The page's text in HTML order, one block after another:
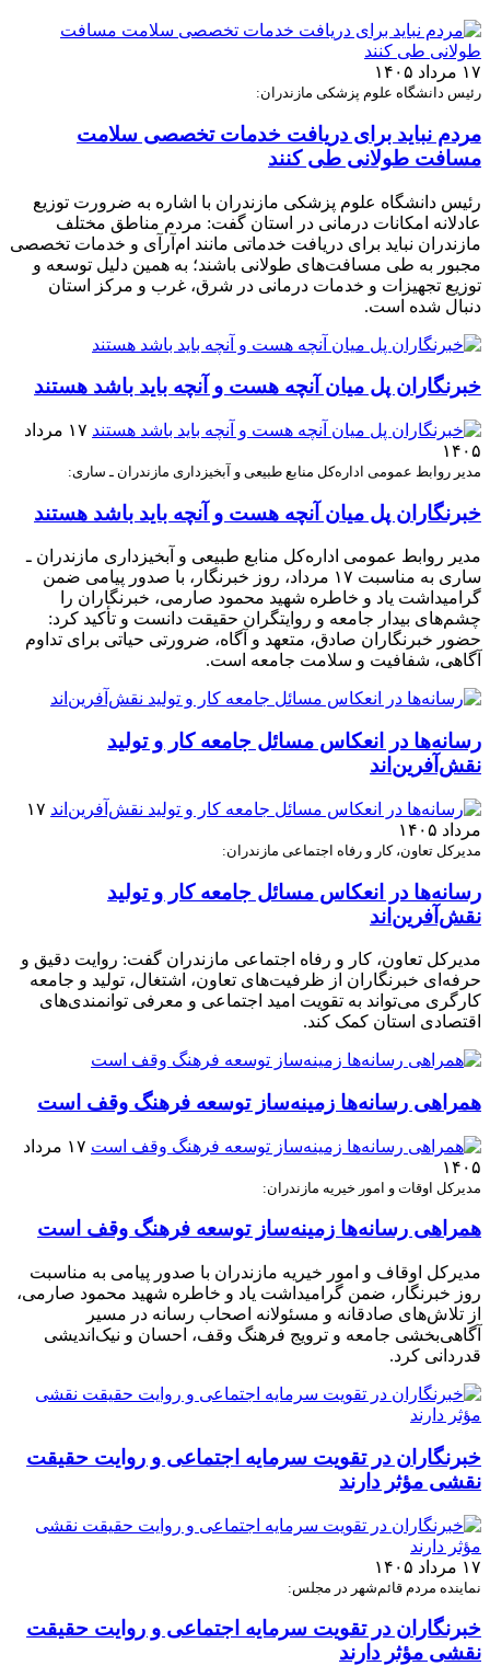
۱۷ مرداد ۱۴۰۵
رئیس دانشگاه علوم پزشکی مازندران:
مردم نباید برای دریافت خدمات تخصصی سلامت
مسافت طولانی طی کنند
رئیس دانشگاه علوم پزشکی مازندران با اشاره به ضرورت توزیع
عادلانه امکانات درمانی در استان گفت: مردم مناطق مختلف
مازندران نباید برای دریافت خدماتی مانند ام‌آر‌آی و خدمات تخصصی
مجبور به طی مسافت‌های طولانی باشند؛ به همین دلیل توسعه و
توزیع تجهیزات و خدمات درمانی در شرق، غرب و مرکز استان
دنبال شده است.
خبرنگاران پل میان آنچه هست و آنچه باید باشد هستند
۱۷ مرداد
۱۴۰۵
مدیر روابط عمومی اداره‌کل منابع طبیعی و آبخیزداری مازندران ـ ساری:
خبرنگاران پل میان آنچه هست و آنچه باید باشد هستند
مدیر روابط عمومی اداره‌کل منابع طبیعی و آبخیزداری مازندران ـ
ساری به مناسبت ۱۷ مرداد، روز خبرنگار، با صدور پیامی ضمن
گرامیداشت یاد و خاطره شهید محمود صارمی، خبرنگاران را
چشم‌های بیدار جامعه و روایتگران حقیقت دانست و تأکید کرد:
حضور خبرنگاران صادق، متعهد و آگاه، ضرورتی حیاتی برای تداوم
آگاهی، شفافیت و سلامت جامعه است.
رسانه‌ها در انعکاس مسائل جامعه کار و تولید
نقش‌آفرین‌اند
۱۷
مرداد ۱۴۰۵
مدیرکل تعاون، کار و رفاه اجتماعی مازندران:
رسانه‌ها در انعکاس مسائل جامعه کار و تولید
نقش‌آفرین‌اند
مدیرکل تعاون، کار و رفاه اجتماعی مازندران گفت: روایت دقیق و
حرفه‌ای خبرنگاران از ظرفیت‌های تعاون، اشتغال، تولید و جامعه
کارگری می‌تواند به تقویت امید اجتماعی و معرفی توانمندی‌های
اقتصادی استان کمک کند.
همراهی رسانه‌ها زمینه‌ساز توسعه فرهنگ وقف است
۱۷ مرداد
۱۴۰۵
مدیرکل اوقات و امور خیریه مازندران:
همراهی رسانه‌ها زمینه‌ساز توسعه فرهنگ وقف است
مدیرکل اوقاف و امور خیریه مازندران با صدور پیامی به مناسبت
روز خبرنگار، ضمن گرامیداشت یاد و خاطره شهید محمود صارمی،
از تلاش‌های صادقانه و مسئولانه اصحاب رسانه در مسیر
آگاهی‌بخشی جامعه و ترویج فرهنگ وقف، احسان و نیک‌اندیشی
قدردانی کرد.
خبرنگاران در تقویت سرمایه اجتماعی و روایت حقیقت
نقشی مؤثر دارند
۱۷ مرداد ۱۴۰۵
نماینده مردم قائم‌شهر در مجلس:
خبرنگاران در تقویت سرمایه اجتماعی و روایت حقیقت
نقشی مؤثر دارند